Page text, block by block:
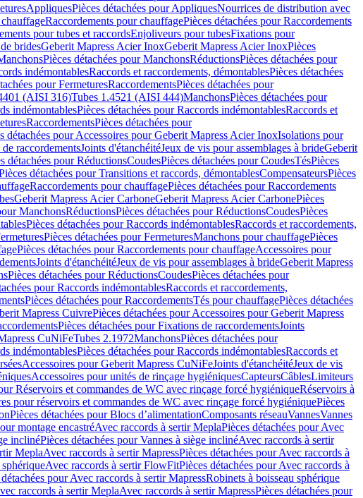
AppliquesPièces détachées pour AppliquesNourrices de distribution avec
Raccordements pour chauffagePièces détachées pour Raccordements
pour tubes et raccordsEnjoliveurs pour tubesFixations pour
bridesGeberit Mapress Acier InoxGeberit Mapress Acier InoxPièces
Pièces détachées pour ManchonsRéductionsPièces détachées pour
indémontablesRaccords et raccordements, démontablesPièces détachées
pour FermeturesRaccordementsPièces détachées pour
(AISI 316)Tubes 1.4521 (AISI 444)ManchonsPièces détachées pour
indémontablesPièces détachées pour Raccords indémontablesRaccords et
RaccordementsPièces détachées pour
détachées pour Accessoires pour Geberit Mapress Acier InoxIsolations pour
raccordementsJoints d'étanchéitéJeux de vis pour assemblages à brideGeberit
détachées pour RéductionsCoudesPièces détachées pour CoudesTésPièces
détachées pour Transitions et raccords, démontablesCompensateursPièces
Raccordements pour chauffagePièces détachées pour Raccordements
Geberit Mapress Acier CarboneGeberit Mapress Acier CarbonePièces
ManchonsRéductionsPièces détachées pour RéductionsCoudesPièces
Pièces détachées pour Raccords indémontablesRaccords et raccordements,
Pièces détachées pour FermeturesManchons pour chauffagePièces
Pièces détachées pour Raccordements pour chauffageAccessoires pour
Joints d'étanchéitéJeux de vis pour assemblages à brideGeberit Mapress
Pièces détachées pour RéductionsCoudesPièces détachées pour
pour Raccords indémontablesRaccords et raccordements,
Pièces détachées pour RaccordementsTés pour chauffagePièces détachées
Mapress CuivrePièces détachées pour Accessoires pour Geberit Mapress
Pièces détachées pour Fixations de raccordementsJoints
CuNiFeTubes 2.1972ManchonsPièces détachées pour
indémontablesPièces détachées pour Raccords indémontablesRaccords et
Accessoires pour Geberit Mapress CuNiFeJoints d'étanchéitéJeux de vis
Accessoires pour unités de rinçage hygiéniquesCapteursCâblesLimiteurs
Réservoirs et commandes de WC avec rinçage forcé hygiéniqueRéservoirs à
pour réservoirs et commandes de WC avec rinçage forcé hygiéniquePièces
Pièces détachées pour Blocs d’alimentationComposants réseauVannesVannes
montage encastréAvec raccords à sertir MeplaPièces détachées pour Avec
inclinéPièces détachées pour Vannes à siège inclinéAvec raccords à sertir
MeplaAvec raccords à sertir MapressPièces détachées pour Avec raccords à
Avec raccords à sertir FlowFitPièces détachées pour Avec raccords à
pour Avec raccords à sertir MapressRobinets à boisseau sphérique
raccords à sertir MeplaAvec raccords à sertir MapressPièces détachées pour